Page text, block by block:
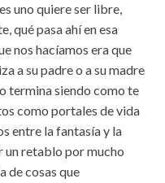
uno quiere ser libre,
qué pasa ahí en esa
nos hacíamos era que
a su padre o a su madre
termina siendo como te
como portales de vida
entre la fantasía y la
un retablo por mucho
de cosas que